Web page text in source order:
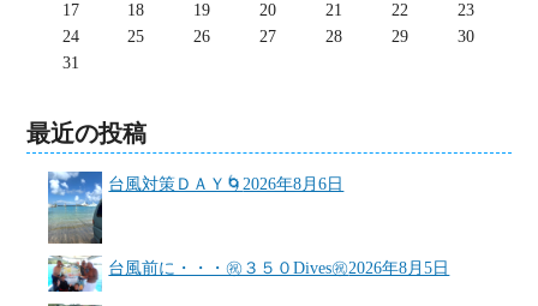
17
18 19 20 21 22
23
24
25 26 27 28 29
30
31
最近の投稿
台風対策ＤＡＹ🌀2026年8月6日
台風前に・・・㊗３５０Dives㊗2026年8月5日